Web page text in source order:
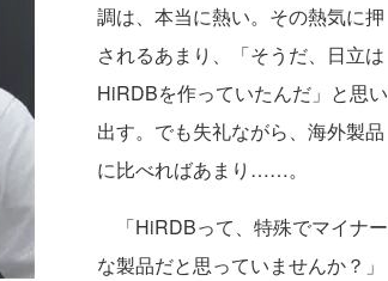
調は、本当に熱い。その熱気に押
されるあまり、「そうだ、日立は
HiRDBを作っていたんだ」と思い
出す。でも失礼ながら、海外製品
に比べればあまり……。
「HiRDBって、特殊でマイナー
な製品だと思っていませんか？」